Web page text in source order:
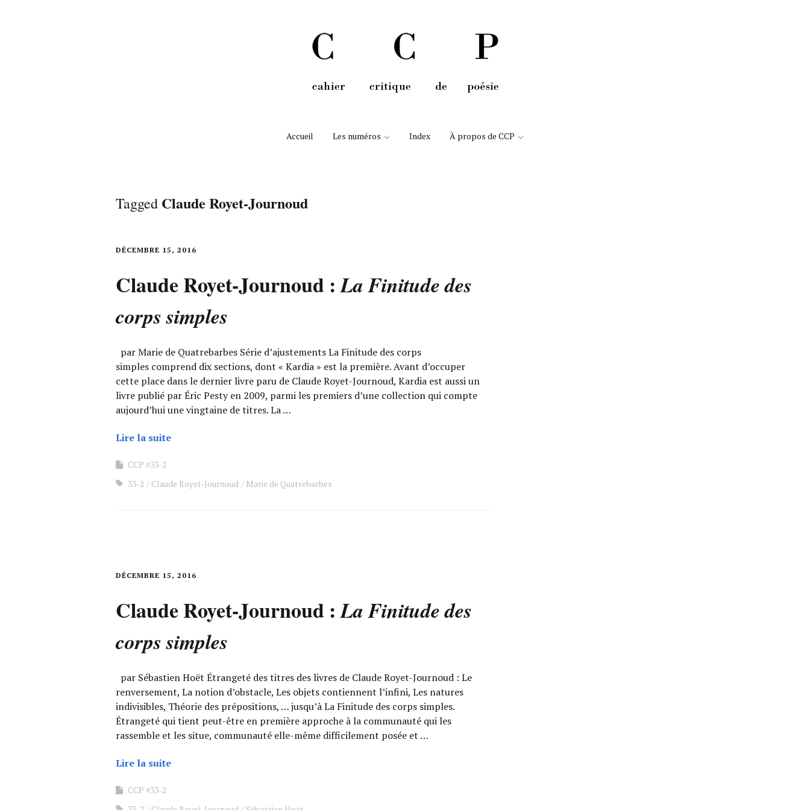
Aller au contenu
Accueil Les numéros Index À propos de CCP
Tagged Claude Royet-Journoud
DÉCEMBRE 15, 2016
Claude Royet-Journoud :La Finitude des
corps simples
par Marie de Quatrebarbes Série d’ajustements La Finitude des corps
simples comprend dix sections, dont « Kardia » est la première. Avant d’occuper
cette place dans le dernier livre paru de Claude Royet-Journoud, Kardia est aussi un
livre publié par Éric Pesty en 2009, parmi les premiers d’une collection qui compte
aujourd’hui une vingtaine de titres. La …
Lire la suite
CCP #33-2
33-2
Claude Royet-Journoud Marie de Quatrebarbes
DÉCEMBRE 15, 2016
Claude Royet-Journoud :La Finitude des
corps simples
par Sébastien Hoët Étrangeté des titres des livres de Claude Royet-Journoud : Le
renversement, La notion d’obstacle, Les objets contiennent l’infini, Les natures
indivisibles, Théorie des prépositions, … jusqu’à La Finitude des corps simples.
Étrangeté qui tient peut-être en première approche à la communauté qui les
rassemble et les situe, communauté elle-même difficilement posée et …
Lire la suite
CCP #33-2